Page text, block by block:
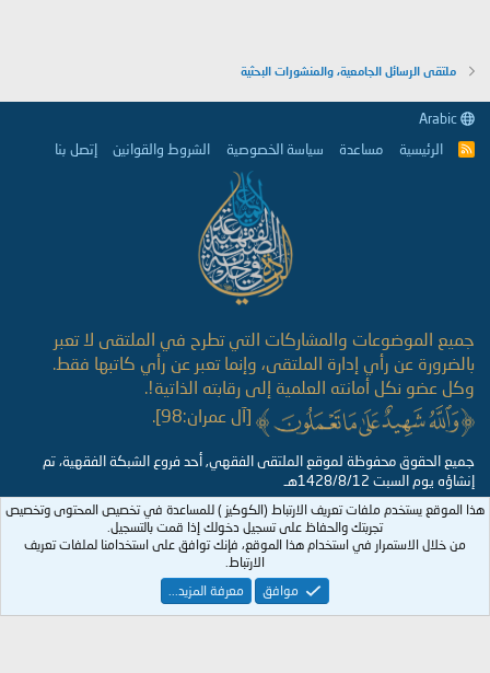
ملتقى الرسائل الجامعية، والمنشورات البحثية
R
الرئيسية مساعدة سياسة الخصوصية الشروط والقوانين إتصل بنا
جميع الموضوعات والمشاركات التي تطرح في الملتقى لا تعبر
بالضرورة عن رأي إدارة الملتقى، وإنما تعبر عن رأي كاتبها فقط.
وكل عضو نكل أمانته العلمية إلى رقابته الذاتية!.
[آل عمران:98].
جميع الحقوق محفوظة لموقع الملتقى الفقهي, أحد فروع الشبكة الفقهية، تم
إنشاؤه يوم السبت 1428/8/12هـ
هذا الموقع يستخدم ملفات تعريف الارتباط (الكوكيز ) للمساعدة في تخصيص المحتوى وتخصيص
تجربتك والحفاظ على تسجيل دخولك إذا قمت بالتسجيل.
من خلال الاستمرار في استخدام هذا الموقع، فإنك توافق على استخدامنا لملفات تعريف
الارتباط.
موافق
معرفة المزيد...